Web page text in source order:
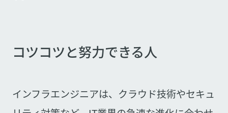
コツコツと努力できる人
インフラエンジニアは、クラウド技術やセキュ